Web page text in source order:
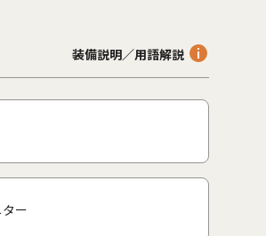
装備説明／用語解説
ー